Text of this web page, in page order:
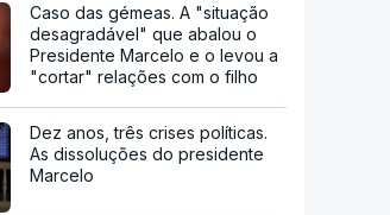
Caso das gémeas. A "situação
desagradável" que abalou o
Presidente Marcelo e o levou a
"cortar" relações com o filho
Dez anos, três crises políticas.
As dissoluções do presidente
Marcelo